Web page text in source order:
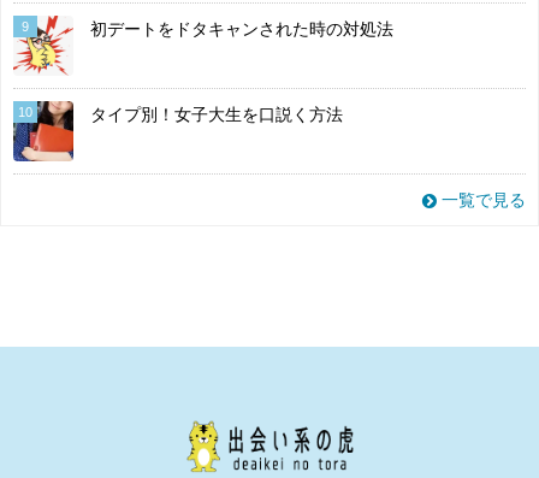
9 初デートをドタキャンされた時の対処法
10 タイプ別！女子大生を口説く方法
一覧で見る